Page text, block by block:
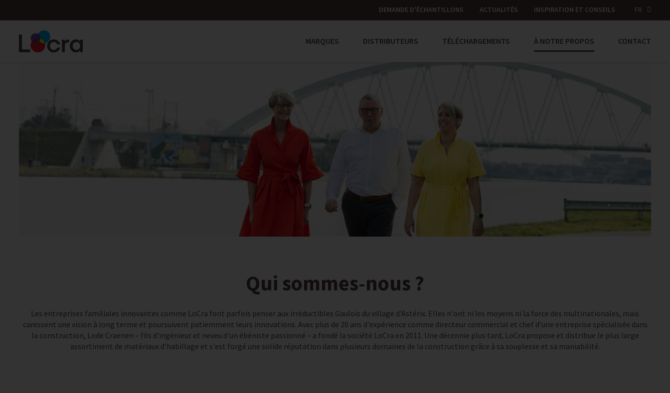
DEMANDE D'ÉCHANTILLONS ACTUALITÉS INSPIRATION ET CONSEILS FR
MARQUES DISTRIBUTEURS TÉLÉCHARGEMENTS À NOTRE PROPOS CONTACT
Qui sommes-nous ?
Les entreprises familiales innovantes comme LoCra font parfois penser aux irréductibles Gaulois du village d'Astérix. Elles n'ont ni les moyens ni la force des multinationales, mais
caressent une vision à long terme et poursuivent patiemment leurs innovations. Avec plus de 20 ans d'expérience comme directeur commercial et chef d'une entreprise spécialisée dans
la construction, Lode Craenen – fils d'ingénieur et neveu d'un ébéniste passionné – a fondé la société LoCra en 2011. Une décennie plus tard, LoCra propose et distribue le plus large
assortiment de matériaux d'habillage et s'est forgé une solide réputation dans plusieurs domaines de la construction grâce à sa souplesse et sa maniabilité.